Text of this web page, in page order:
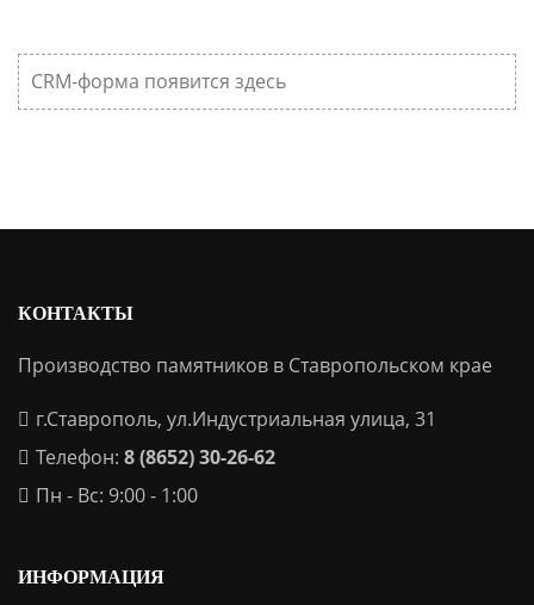
CRM-форма появится здесь
КОНТАКТЫ
Производство памятников в Ставропольском крае
г.Ставрополь, ул.Индустриальная улица, 31
Телефон: 8 (8652) 30-26-62
Пн - Вс: 9:00 - 1:00
ИНФОРМАЦИЯ